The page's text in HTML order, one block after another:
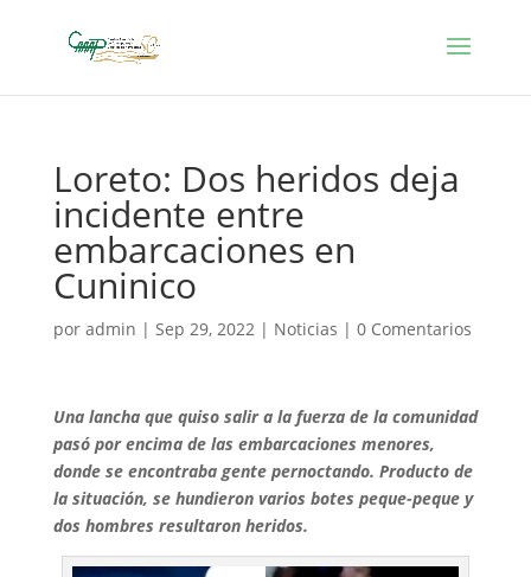
Loreto: Dos heridos deja
incidente entre
embarcaciones en
Cuninico
por admin | Sep 29, 2022| Noticias | 0 Comentarios
Una lancha que quiso salir a la fuerza de la comunidad
pasó por encima de las embarcaciones menores,
donde se encontraba gente pernoctando. Producto de
la situación, se hundieron varios botes peque-peque y
dos hombres resultaron heridos.